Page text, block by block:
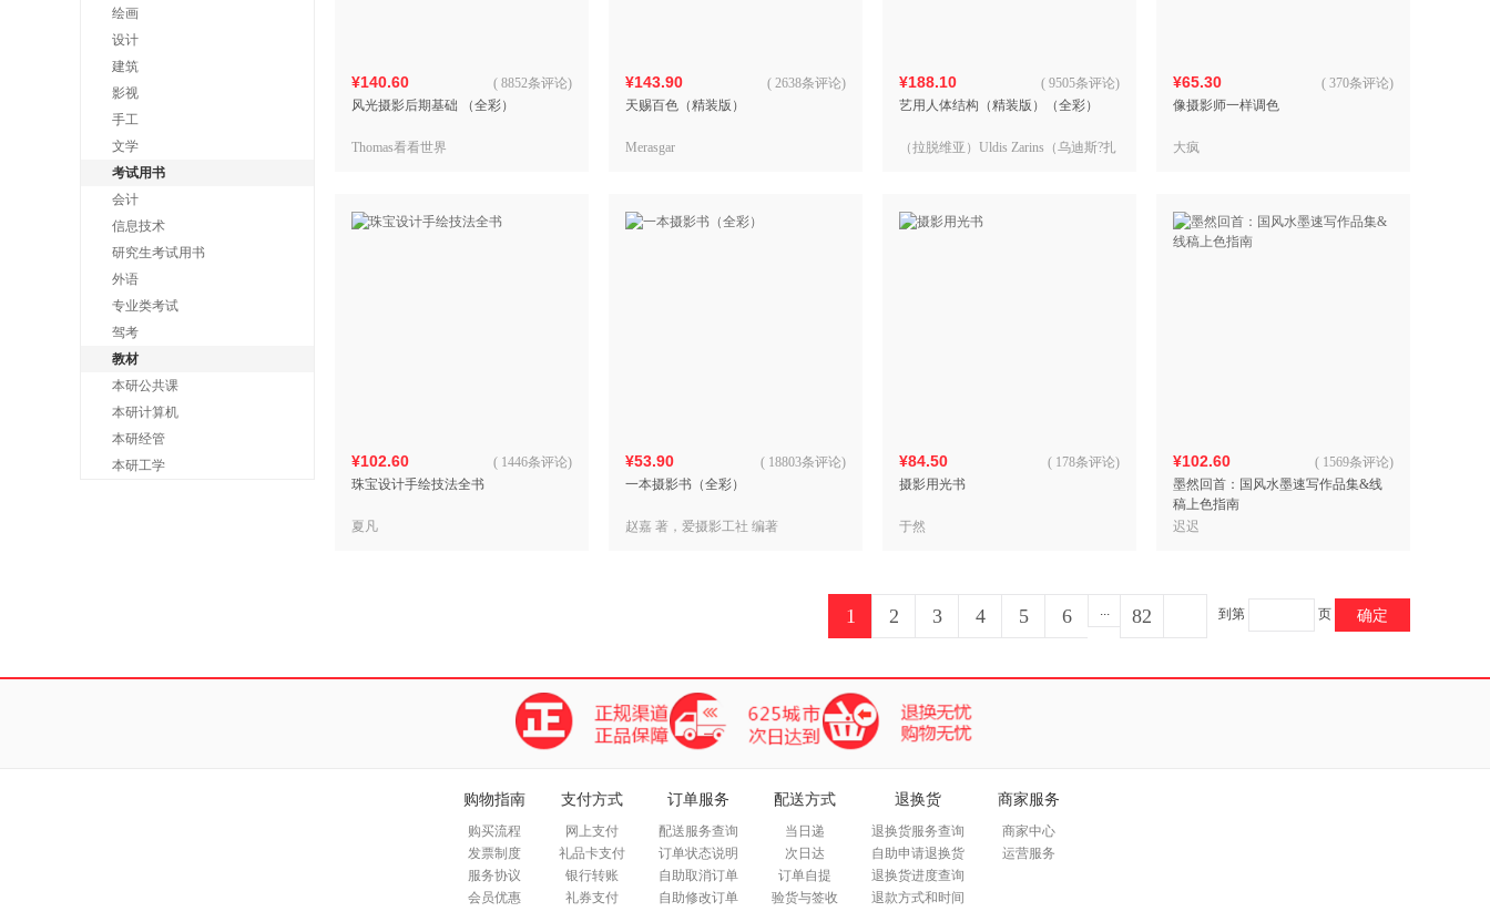
绘画
设计
建筑
影视
手工
文学
考试用书
会计
信息技术
研究生考试用书
外语
专业类考试
驾考
教材
本研公共课
本研计算机
本研经管
本研工学
¥140.60
风光摄影后期基础 （全彩）
( 8852条评论)
Thomas看看世界
¥143.90
天赐百色（精装版）
( 2638条评论)
Merasgar
¥188.10
艺用人体结构（精装版）（全彩）
( 9505条评论)
（拉脱维亚）Uldis Zarins（乌迪斯?扎
¥65.30
像摄影师一样调色
( 370条评论)
大疯
¥102.60
珠宝设计手绘技法全书
( 1446条评论)
夏凡
¥53.90
一本摄影书（全彩）
( 18803条评论)
赵嘉 著，爱摄影工社 编著
¥84.50
摄影用光书
( 178条评论)
于然
¥102.60
墨然回首：国风水墨速写作品集&线
稿上色指南
( 1569条评论)
迟迟
到第 页 确定
1 2 3 4 5 6 ... 82
购物指南
购买流程
发票制度
服务协议
会员优惠
支付方式
网上支付
礼品卡支付
银行转账
礼券支付
订单服务
配送服务查询
订单状态说明
自助取消订单
自助修改订单
配送方式
当日递
次日达
订单自提
验货与签收
退换货
退换货服务查询
自助申请退换货
退换货进度查询
退款方式和时间
商家服务
商家中心
运营服务